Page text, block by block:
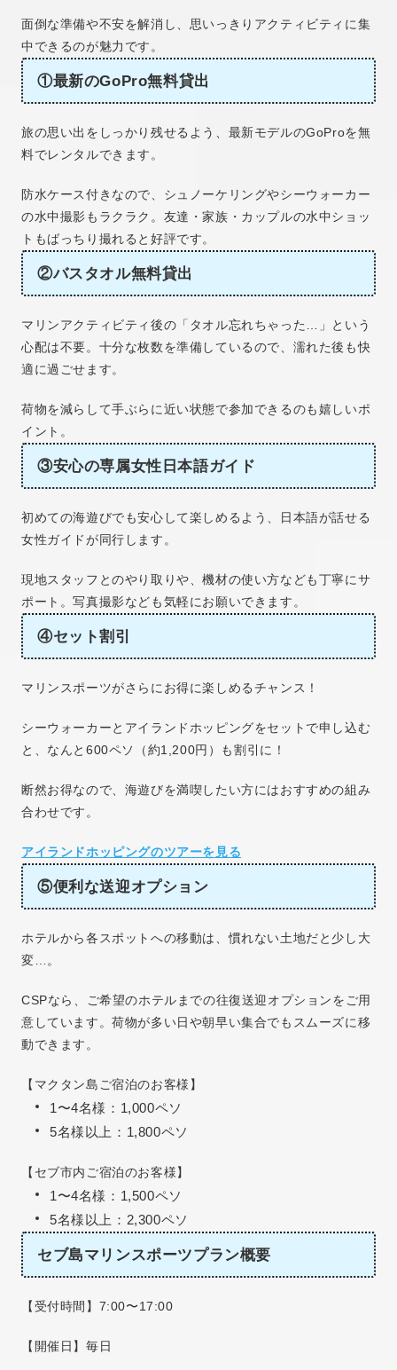
面倒な準備や不安を解消し、思いっきりアクティビティに集
中できるのが魅力です。
①最新のGoPro無料貸出
旅の思い出をしっかり残せるよう、最新モデルのGoProを無
料でレンタルできます。
防水ケース付きなので、シュノーケリングやシーウォーカー
の水中撮影もラクラク。友達・家族・カップルの水中ショッ
トもばっちり撮れると好評です。
②バスタオル無料貸出
マリンアクティビティ後の「タオル忘れちゃった…」という
心配は不要。十分な枚数を準備しているので、濡れた後も快
適に過ごせます。
荷物を減らして手ぶらに近い状態で参加できるのも嬉しいポ
イント。
③安心の専属女性日本語ガイド
初めての海遊びでも安心して楽しめるよう、日本語が話せる
女性ガイドが同行します。
現地スタッフとのやり取りや、機材の使い方なども丁寧にサ
ポート。写真撮影なども気軽にお願いできます。
④セット割引
マリンスポーツがさらにお得に楽しめるチャンス！
シーウォーカーとアイランドホッピングをセットで申し込む
と、なんと600ペソ（約1,200円）も割引に！
断然お得なので、海遊びを満喫したい方にはおすすめの組み
合わせです。
アイランドホッピングのツアーを見る
⑤便利な送迎オプション
ホテルから各スポットへの移動は、慣れない土地だと少し大
変…。
CSPなら、ご希望のホテルまでの往復送迎オプションをご用
意しています。荷物が多い日や朝早い集合でもスムーズに移
動できます。
【マクタン島ご宿泊のお客様】
1〜4名様：1,000ペソ
5名様以上：1,800ペソ
【セブ市内ご宿泊のお客様】
1〜4名様：1,500ペソ
5名様以上：2,300ペソ
セブ島マリンスポーツプラン概要
【受付時間】7:00〜17:00
【開催日】毎日